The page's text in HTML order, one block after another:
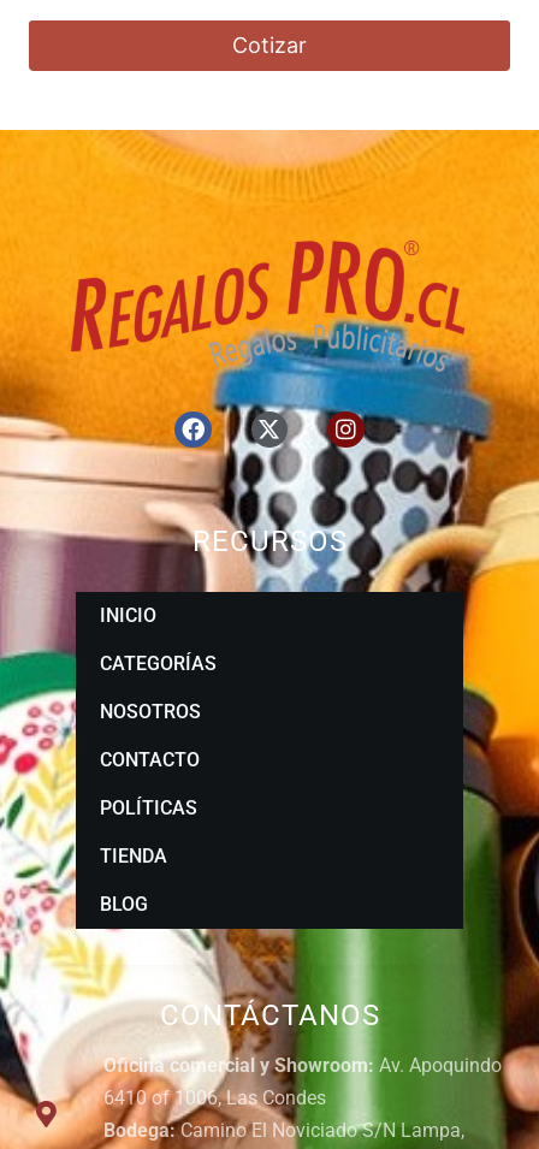
Cotizar
CONTÁCTANOS
Oficina comercial y Showroom: Av. Apoquindo
6410 of 1006, Las Condes
Bodega:Camino El Noviciado S/N Lampa,
RECURSOS
INICIO
CATEGORÍAS
NOSOTROS
CONTACTO
POLÍTICAS
TIENDA
BLOG